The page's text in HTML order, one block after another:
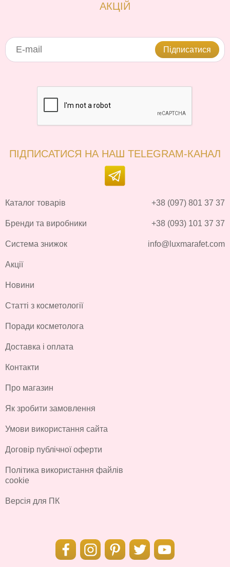
АКЦІЙ
Підписатися
ПІДПИСАТИСЯ НА НАШ TELEGRAM-КАНАЛ
Каталог товарів
Бренди та виробники
Система знижок
Акції
Новини
Статті з косметології
Поради косметолога
Доставка і оплата
Контакти
Про магазин
Як зробити замовлення
Умови використання сайта
Договір публічної оферти
Політика використання файлів
cookie
Версія для ПК
+38 (097) 801 37 37
+38 (093) 101 37 37
info@luxmarafet.com